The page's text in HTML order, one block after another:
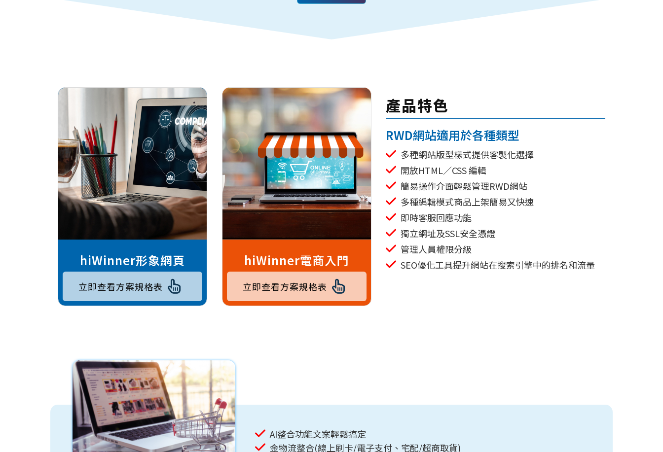
合庫創投
立即洽詢
產品特色
RWD網站適用於各種類型
多種網站版型樣式提供客製化選擇
開放HTML／CSS 編輯
簡易操作介面輕鬆管理RWD網站
多種編輯模式商品上架簡易又快速
即時客服回應功能
獨立網址及SSL安全憑證
管理人員權限分級
hiWinner形象網頁
立即查看方案規格表
hiWinner電商入門
立即查看方案規格表